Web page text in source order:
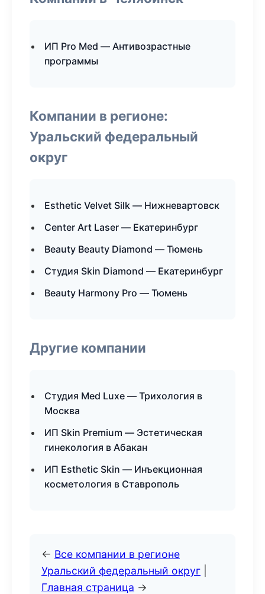
ИП Pro Med — Антивозрастные
программы
Компании в регионе:
Уральский федеральный
округ
Esthetic Velvet Silk — Нижневартовск
Center Art Laser — Екатеринбург
Beauty Beauty Diamond — Тюмень
Студия Skin Diamond — Екатеринбург
Beauty Harmony Pro — Тюмень
Другие компании
Студия Med Luxe — Трихология в
Москва
ИП Skin Premium — Эстетическая
гинекология в Абакан
ИП Esthetic Skin — Инъекционная
косметология в Ставрополь
← Все компании в регионе
Уральский федеральный округ
Главная страница →